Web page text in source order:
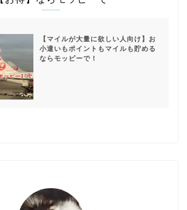
【マイルが大量に欲しい人向け】お
小遣いもポイントもマイルも貯める
ならモッピーで！